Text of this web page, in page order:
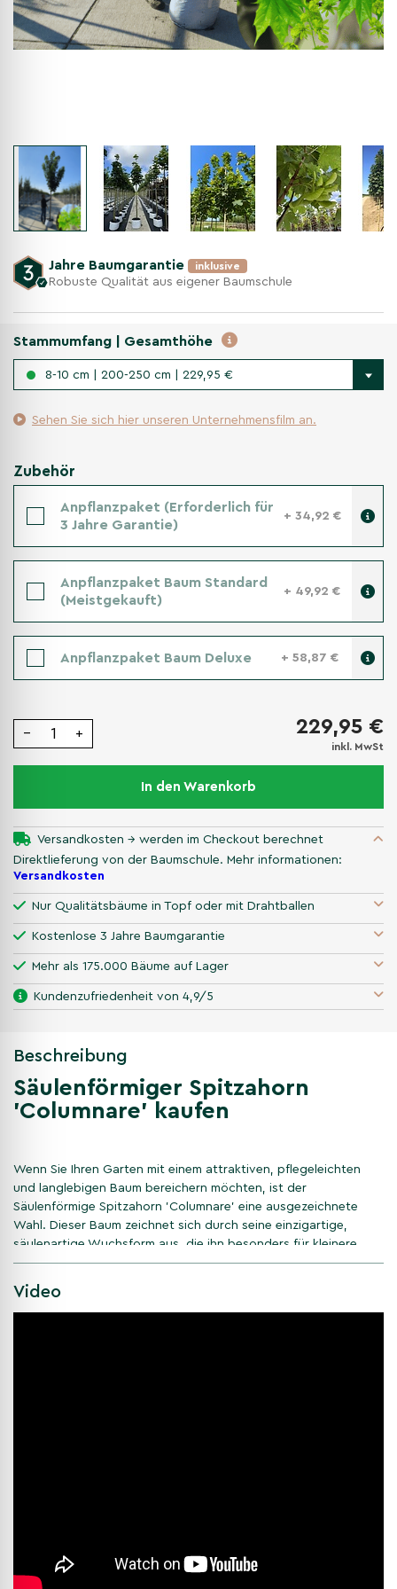
Jahre Baumgarantie inklusive
Robuste Qualität aus eigener Baumschule
Stammumfang | Gesamthöhe
8-10 cm | 200-250 cm | 229,95 €
Sehen Sie sich hier unseren Unternehmensfilm an.
Zubehör
Anpflanzpaket (Erforderlich für
3 Jahre Garantie)
+ 34,92 €
Anpflanzpaket Baum Standard
(Meistgekauft)
+ 49,92 €
Anpflanzpaket Baum Deluxe + 58,87 €
− + 229,95 €
inkl. MwSt
In den Warenkorb
Versandkosten → werden im Checkout berechnet
Direktlieferung von der Baumschule. Mehr informationen:
Versandkosten
Nur Qualitätsbäume in Topf oder mit Drahtballen
Kostenlose 3 Jahre Baumgarantie
Mehr als 175.000 Bäume auf Lager
Kundenzufriedenheit von 4,9/5
Beschreibung
Säulenförmiger Spitzahorn
'Columnare' kaufen
Wenn Sie Ihren Garten mit einem attraktiven, pflegeleichten
und langlebigen Baum bereichern möchten, ist der
Säulenförmige Spitzahorn 'Columnare' eine ausgezeichnete
Wahl. Dieser Baum zeichnet sich durch seine einzigartige,
säulenartige Wuchsform aus, die ihn besonders für kleinere
Gärten oder als Blickfang in größeren Landschaften geeignet
spektakuläre, goldgelbe Farbe annehmen, verleihen jedem
Farbe, die im Herbst in ein prächtiges Gelb übergeht. Dieser
Baum ist sehr anpassungsfähig und gedeiht in den meisten
Video